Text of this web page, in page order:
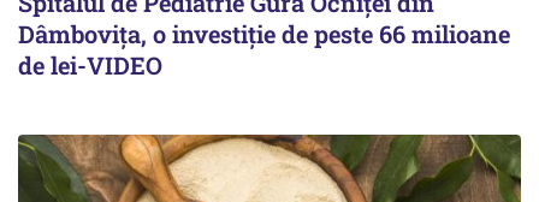
Dâmbovița, o investiție de peste 66 milioane
de lei-VIDEO